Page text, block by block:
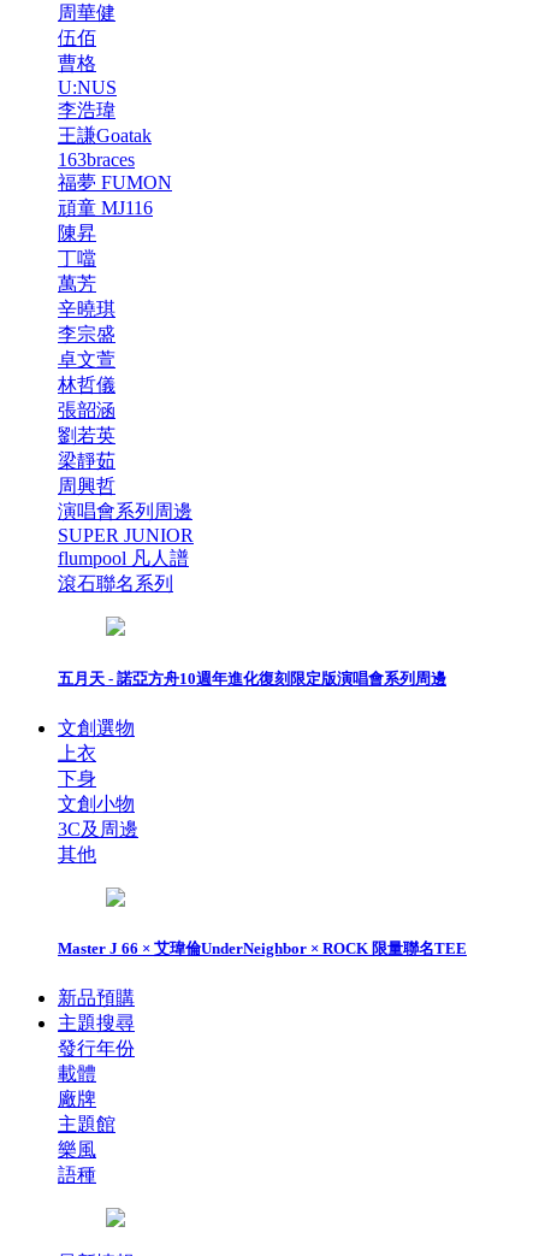
周華健
伍佰
曹格
U:NUS
李浩瑋
王謙Goatak
163braces
福夢 FUMON
頑童 MJ116
陳昇
丁噹
萬芳
辛曉琪
李宗盛
卓文萱
林哲儀
張韶涵
劉若英
梁靜茹
周興哲
演唱會系列周邊
SUPER JUNIOR
flumpool 凡人譜
滾石聯名系列
五月天 - 諾亞方舟10週年進化復刻限定版演唱會系列周邊
文創選物
上衣
下身
文創小物
3C及周邊
其他
Master J 66 × 艾瑋倫UnderNeighbor × ROCK 限量聯名TEE
新品預購
主題搜尋
發行年份
載體
廠牌
主題館
樂風
語種